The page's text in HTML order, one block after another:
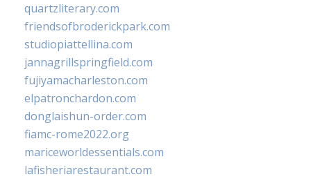
quartzliterary.com
friendsofbroderickpark.com
studiopiattellina.com
jannagrillspringfield.com
fujiyamacharleston.com
elpatronchardon.com
donglaishun-order.com
fiamc-rome2022.org
mariceworldessentials.com
lafisheriarestaurant.com